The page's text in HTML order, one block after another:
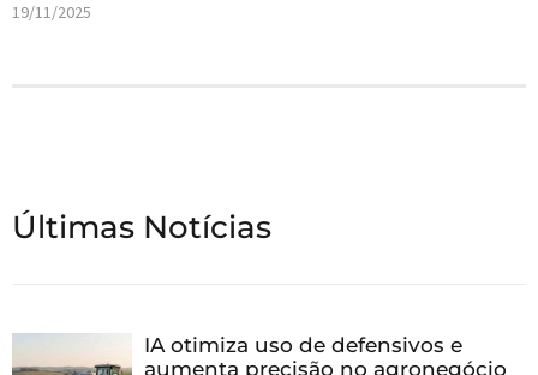
19/11/2025
Últimas Notícias
IA otimiza uso de defensivos e
aumenta precisão no agronegócio